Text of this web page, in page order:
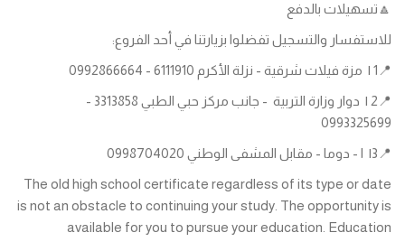
🔼تسهيلات بالدفع
للاستفسار والتسجيل تفضلوا بزيارتنا في أحد الفروع:
📍1 | مزة فيلات شرقية - نزلة الأكرم 6111910 - 0992866664
📍2 | دوار وزارة التربية - جانب مركز حبي الطبي 3313858 -
0993325699
📍3| ا - دوما - مقابل المشفى الوطني 0998704020
The old high school certificate regardless of its type or date
is not an obstacle to continuing your study. The opportunity is
available for you to pursue your education. Education